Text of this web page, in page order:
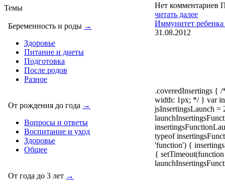
Темы
Беременность и роды →
Здоровье
Питание и диеты
Подготовка
После родов
Разное
От рождения до года →
Вопросы и ответы
Воспитание и уход
Здоровье
Общее
От года до 3 лет →
Нет комментариев
читать далее
Иммунитет
31.08.2012
.coveredInsertings {
width: 1px; */ } var
jsInsertingsLaunch =
typeof
'function') {
{